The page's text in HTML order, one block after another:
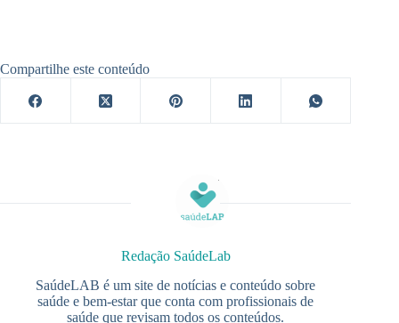
Compartilhe este conteúdo
Redação SaúdeLab
SaúdeLAB é um site de notícias e conteúdo sobre
saúde e bem-estar que conta com profissionais de
saúde que revisam todos os conteúdos.